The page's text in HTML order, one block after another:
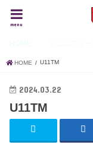
menu
HOME U11TM
2024.03.22
U11TM